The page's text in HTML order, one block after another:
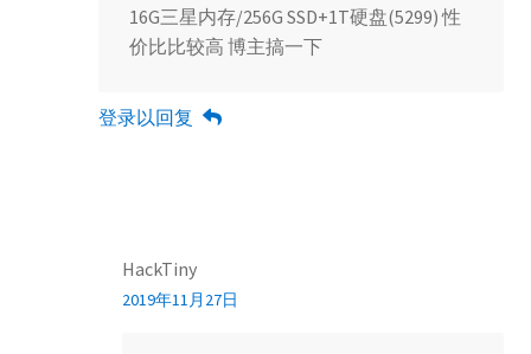
16G三星内存/256G SSD+1T硬盘(5299) 性
价比比较高 博主搞一下
登录以回复
HackTiny
2019年11月27日